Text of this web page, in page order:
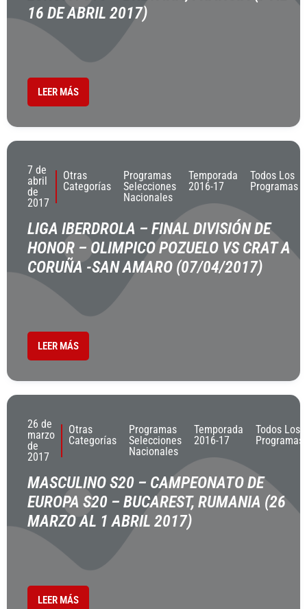
16 DE ABRIL 2017)
LEER MÁS
7 de
abril
de
2017
Otras
Categorías
Programas
Selecciones
Nacionales
Temporada
2016-17
Todos Los
Programas
LIGA IBERDROLA – FINAL DIVISIÓN DE
HONOR – OLIMPICO POZUELO VS CRAT A
CORUÑA -SAN AMARO (07/04/2017)
LEER MÁS
26 de
marzo
de
2017
Otras
Categorías
Programas
Selecciones
Nacionales
Temporada
2016-17
Todos Los
Programas
MASCULINO S20 – CAMPEONATO DE
EUROPA S20 – BUCAREST, RUMANIA (26
MARZO AL 1 ABRIL 2017)
LEER MÁS